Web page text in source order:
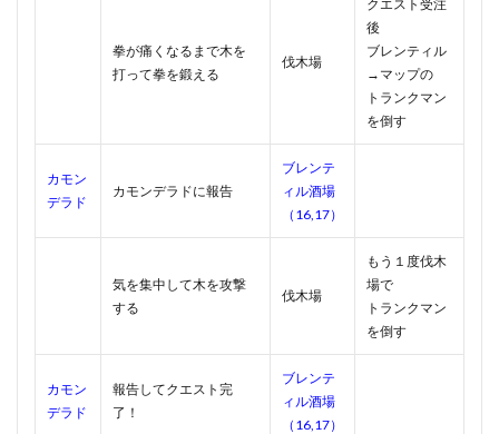
拳が痛くなるまで木を
打って拳を鍛える
伐木場
クエスト受注
後
ブレンティル
→マップの
トランクマン
を倒す
カモン
デラド
カモンデラドに報告
ブレンテ
ィル酒場
（16,17）
気を集中して木を攻撃
する
伐木場
もう１度伐木
場で
トランクマン
を倒す
カモン
デラド
報告してクエスト完
了！
ブレンテ
ィル酒場
（16,17）